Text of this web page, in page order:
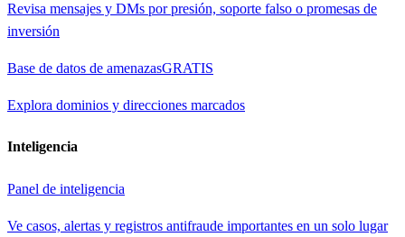
Revisa mensajes y DMs por presión, soporte falso o promesas de
inversión
Base de datos de amenazasGRATIS
Explora dominios y direcciones marcados
Inteligencia
Panel de inteligencia
Ve casos, alertas y registros antifraude importantes en un solo lugar